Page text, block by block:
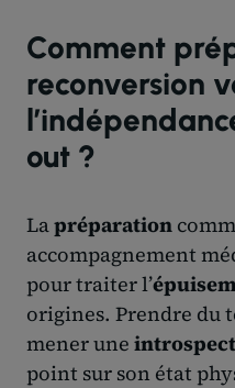
Comment
reconversion
out ?
Lapréparation
accompagnement
pour traiter l’
origines. Prendre du
mener une
point sur son état